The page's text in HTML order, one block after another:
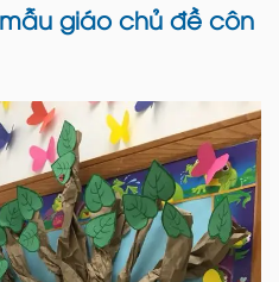
giáo chủ đề côn